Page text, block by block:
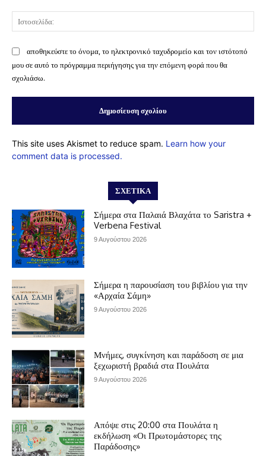
αποθηκεύστε το όνομα, το ηλεκτρονικό ταχυδρομείο και τον ιστότοπό
μου σε αυτό το πρόγραμμα περιήγησης για την επόμενη φορά που θα
σχολιάσω.
This site uses Akismet to reduce spam. Learn how your
comment data is processed.
ΣΧΕΤΙΚΆ
Σήμερα στα Παλαιά Βλαχάτα το Saristra +
Verbena Festival
9 Αυγούστου 2026
Σήμερα η παρουσίαση του βιβλίου για την
«Αρχαία Σάμη»
9 Αυγούστου 2026
Μνήμες, συγκίνηση και παράδοση σε μια
ξεχωριστή βραδιά στα Πουλάτα
9 Αυγούστου 2026
Απόψε στις 20:00 στα Πουλάτα η
εκδήλωση «Οι Πρωτομάστορες της
Παράδοσης»